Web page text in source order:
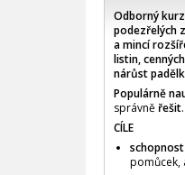
Odborný
podezřelých
a mincí
listin,
nárůst
Populárně
správně řešit.
CÍLE
pomůcek,